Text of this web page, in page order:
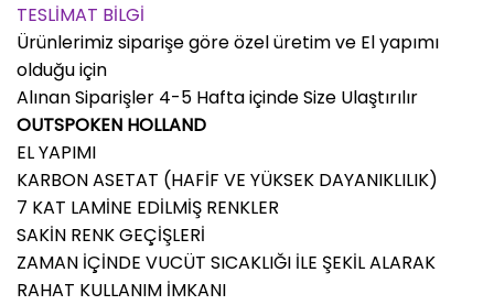
TESLİMAT BİLGİ
Ürünlerimiz siparişe göre özel üretim ve El yapımı
olduğu için
Alınan Siparişler 4-5 Hafta içinde Size Ulaştırılır
OUTSPOKEN HOLLAND
EL YAPIMI
KARBON ASETAT (HAFİF VE YÜKSEK DAYANIKLILIK)
7 KAT LAMİNE EDİLMİŞ RENKLER
SAKİN RENK GEÇİŞLERİ
ZAMAN İÇİNDE VUCÜT SICAKLIĞI İLE ŞEKİL ALARAK
RAHAT KULLANIM İMKANI